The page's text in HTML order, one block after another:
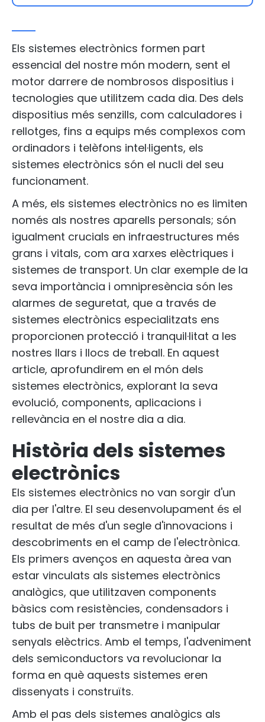
Els sistemes electrònics formen part
essencial del nostre món modern, sent el
motor darrere de nombrosos dispositius i
tecnologies que utilitzem cada dia. Des dels
dispositius més senzills, com calculadores i
rellotges, fins a equips més complexos com
ordinadors i telèfons intel·ligents, els
sistemes electrònics són el nucli del seu
funcionament.
A més, els sistemes electrònics no es limiten
només als nostres aparells personals; són
igualment crucials en infraestructures més
grans i vitals, com ara xarxes elèctriques i
sistemes de transport. Un clar exemple de la
seva importància i omnipresència són les
alarmes de seguretat, que a través de
sistemes electrònics especialitzats ens
proporcionen protecció i tranquil·litat a les
nostres llars i llocs de treball. En aquest
article, aprofundirem en el món dels
sistemes electrònics, explorant la seva
evolució, components, aplicacions i
rellevància en el nostre dia a dia.
Història dels sistemes
electrònics
Els sistemes electrònics no van sorgir d'un
dia per l'altre. El seu desenvolupament és el
resultat de més d'un segle d'innovacions i
descobriments en el camp de l'electrònica.
Els primers avenços en aquesta àrea van
estar vinculats als sistemes electrònics
analògics, que utilitzaven components
bàsics com resistències, condensadors i
tubs de buit per transmetre i manipular
senyals elèctrics. Amb el temps, l'adveniment
dels semiconductors va revolucionar la
forma en què aquests sistemes eren
dissenyats i construïts.
Amb el pas dels sistemes analògics als